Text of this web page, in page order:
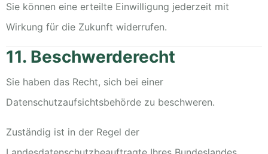
Sie können eine erteilte Einwilligung jederzeit mit
Wirkung für die Zukunft widerrufen.
11. Beschwerderecht
Sie haben das Recht, sich bei einer
Datenschutzaufsichtsbehörde zu beschweren.
Zuständig ist in der Regel der